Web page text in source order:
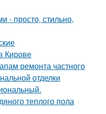
- просто, стильно,
Кирове
ремонта частного
отделки
теплого пола